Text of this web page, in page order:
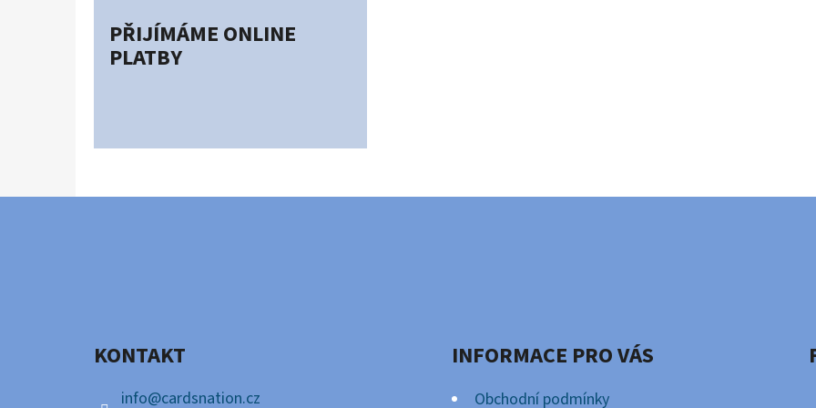
PŘIJÍMÁME ONLINE
PLATBY
KONTAKT
info@cardsnation.cz
INFORMACE PRO VÁS
Obchodní podmínky